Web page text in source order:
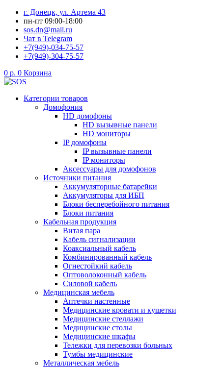
Перейти
содержимому
г. Донецк, ул. Артема 43
пн-пт 09:00-18:00
sos.dn@mail.ru
Чат в Telegram
+7(949)-034-75-57
+7(949)-304-75-57
0 р. 0 Корзина
Категории товаров
Домофония
HD домофоны
HD вызывные панели
HD мониторы
IP домофоны
IP вызывные панели
IP мониторы
Аксессуары для домофонов
Источники питания
Аккумуляторные батарейки
Аккумуляторы для ИБП
Блоки бесперебойного питания
Блоки питания
Кабельная продукция
Витая пара
Кабель сигнализации
Коаксиальный кабель
Комбинированный кабель
Огнестойкий кабель
Оптоволоконный кабель
Силовой кабель
Медицинская мебель
Аптечки настенные
Медицинские кровати и кушетки
Медицинские стеллажи
Медицинские столы
Медицинские шкафы
Тележки для перевозки больных
Тумбы медицинские
Металлическая мебель